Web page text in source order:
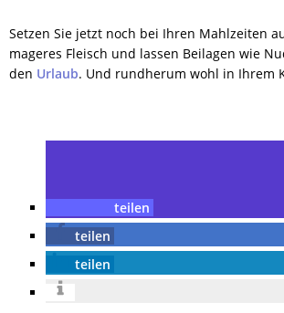
Setzen Sie jetzt noch bei Ihren Mahlzeiten
mageres Fleisch und lassen Beilagen wie
den Urlaub. Und rundherum wohl in Ihrem
teilen
teilen
teilen